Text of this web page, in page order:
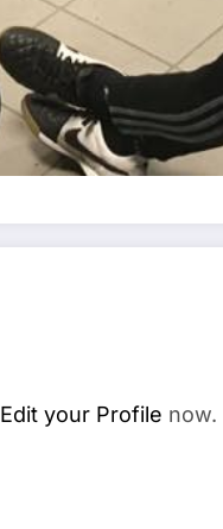
Edit your Profile now.